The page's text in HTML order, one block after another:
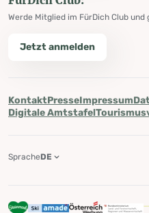
Werde Mitglied im FürDich Club
Jetzt anmelden
KontaktPresseImpressum
Digitale Amtstafel
SpracheDE